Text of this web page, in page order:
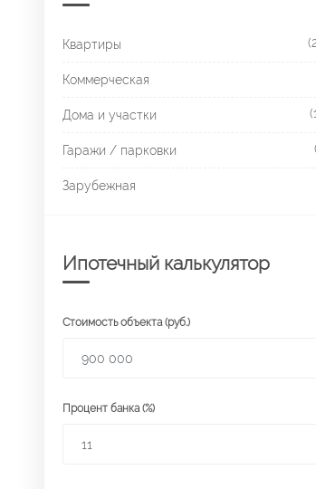
Квартиры
Коммерческая
Дома и участки
Гаражи / парковки
Зарубежная
Ипотечный калькулятор
Стоимость объекта (руб.)
Процент банка (%)